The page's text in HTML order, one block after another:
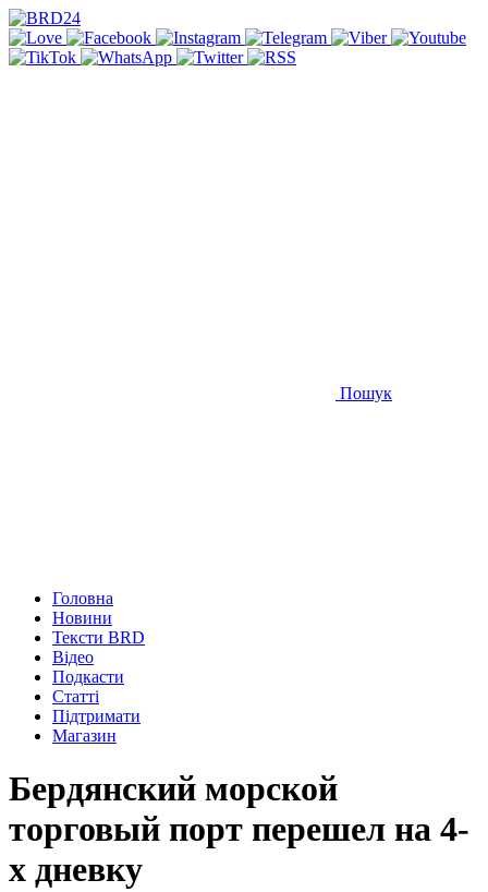
Пошук
Головна
Новини
Тексти BRD
Відео
Подкасти
Статті
Підтримати
Магазин
Бердянский морской
торговый порт перешел на 4-
х дневку